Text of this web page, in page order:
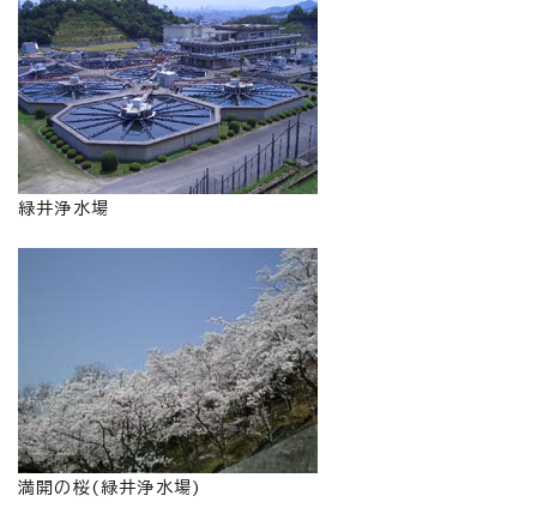
緑井浄水場
満開の桜(緑井浄水場)